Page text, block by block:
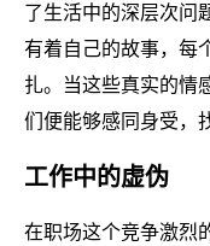
了生活中的深层次问
有着自己的故事，每
扎。当这些真实的情
们便能够感同身受，
工作中的虚伪
在职场这个竞争激烈